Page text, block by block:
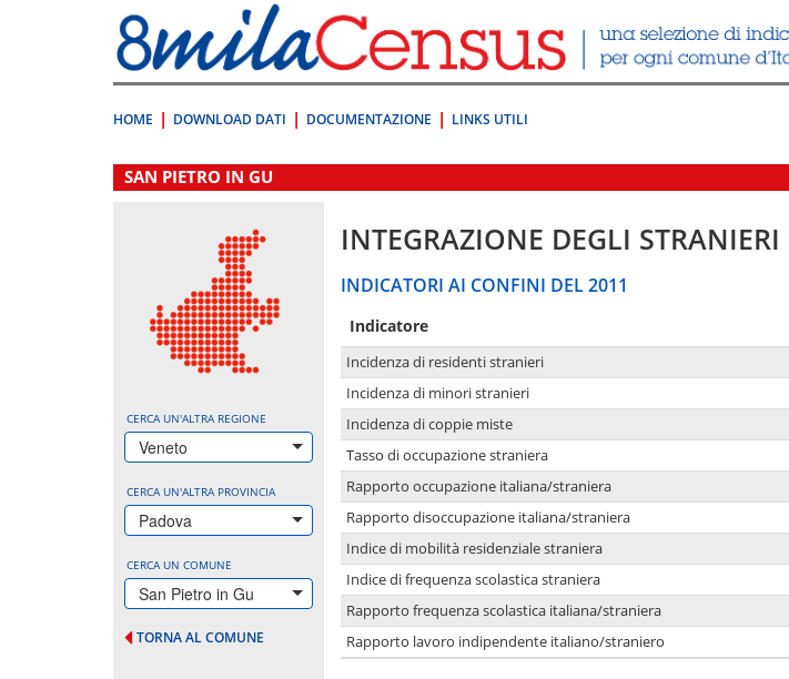
direttamente
a:
Contenuto
HOME DOWNLOAD DATI DOCUMENTAZIONE LINKS UTILI
.
SAN PIETRO IN GU
CERCA UN'ALTRA REGIONE
Veneto
CERCA UN'ALTRA PROVINCIA
Padova
CERCA UN COMUNE
San Pietro in Gu
TORNA AL COMUNE
INTEGRAZIONE DEGLI STRANIERI
INDICATORI AI CONFINI DEL 2011
Indicatore
Incidenza di residenti stranieri
Incidenza di minori stranieri
Incidenza di coppie miste
Tasso di occupazione straniera
Rapporto occupazione italiana/straniera
Rapporto disoccupazione italiana/straniera
Indice di mobilità residenziale straniera
Indice di frequenza scolastica straniera
Rapporto frequenza scolastica italiana/straniera
Rapporto lavoro indipendente italiano/straniero